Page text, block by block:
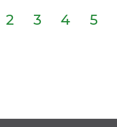
2 3 4 5